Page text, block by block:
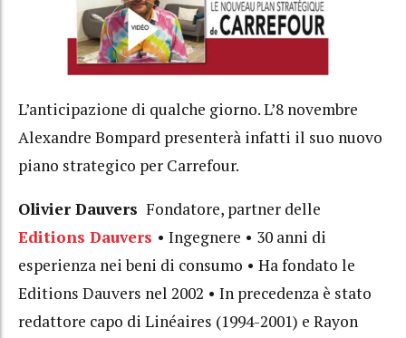
L’anticipazione di qualche giorno. L’8 novembre
Alexandre Bompard presenterà infatti il ​​suo nuovo
piano strategico per Carrefour.
Olivier Dauvers Fondatore, partner delle
Editions Dauvers • Ingegnere • 30 anni di
esperienza nei beni di consumo • Ha fondato le
Editions Dauvers nel 2002 • In precedenza è stato
redattore capo di Linéaires (1994-2001) e Rayon